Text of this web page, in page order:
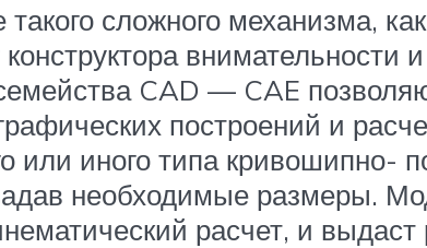
сложного механизма,
внимательности
CAD — CAE
построений и
или иного типа кривошипно-
необходимые размеры.
расчет, и